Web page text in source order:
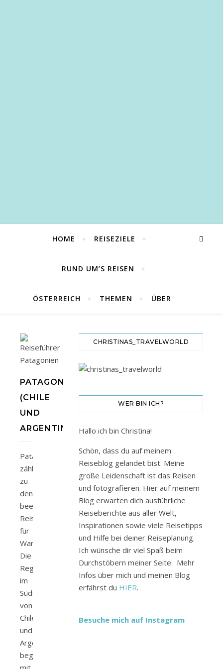
HOME REISEZIELE
RUND UM’S REISEN
ÖSTERREICH THEMEN ÜBER
PATAGONIEN
(CHILE
UND
ARGENTINIEN)
Patagonien
zählt
zu
den
beeindruckendsten
Reisezielen
für
Wanderbegeisterte.
Die
Region
im
Süden
von
Chile
und
Argentinien
begeistert
CHRISTINAS_TRAVELWORLD
WER BIN ICH?
Hallo ich bin Christina!
Schön, dass du auf meinem
Reiseblog gelandet bist. Meine
große Leidenschaft ist das Reisen
und fotografieren. Hier auf meinem
Blog erwarten dich ausführliche
Reiseberichte aus aller Welt,
Inspirationen sowie viele Reisetipps
und Hilfe bei deiner Reiseplanung.
Ich wünsche dir viel Spaß beim
Durchstöbern meiner Seite. Mehr
Infos über mich und meinen Blog
erfährst du HIER.
Besuche mich auf Instagram